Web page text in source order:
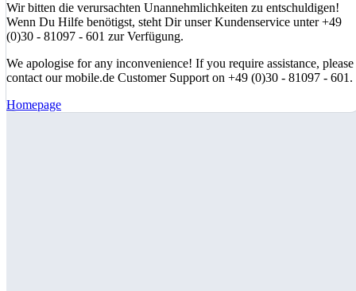
Wir bitten die verursachten Unannehmlichkeiten zu entschuldigen!
Wenn Du Hilfe benötigst, steht Dir unser Kundenservice unter +49
(0)30 - 81097 - 601 zur Verfügung.
We apologise for any inconvenience! If you require assistance, please
contact our mobile.de Customer Support on +49 (0)30 - 81097 - 601.
Homepage